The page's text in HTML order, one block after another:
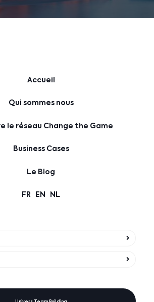
Accueil
Qui sommes nous
le réseau Change the Game
Business Cases
Le Blog
FR EN NL